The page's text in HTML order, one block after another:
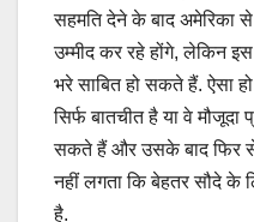
सहमति देने के बाद अमेरिका
उम्मीद कर रहे होंगे, लेकिन
भरे साबित हो सकते हैं. ऐसा
सिर्फ बातचीत है या वे
सकते हैं और उसके बाद फिर
नहीं लगता कि बेहतर सौदे के
है.